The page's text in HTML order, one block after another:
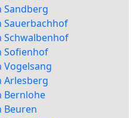
Sandberg
Sauerbachhof
Schwalbenhof
Sofienhof
Vogelsang
Arlesberg
Bernlohe
Beuren